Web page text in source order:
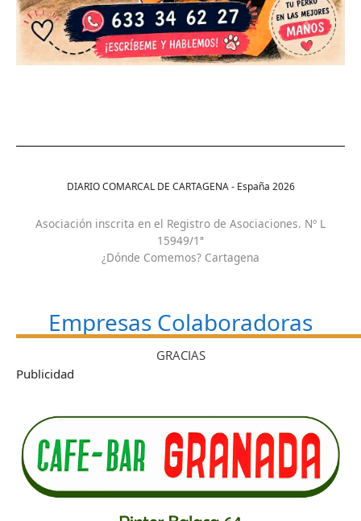
DIARIO COMARCAL DE CARTAGENA - España 2026
Asociación inscrita en el Registro de Asociaciones. Nº L
15949/1ª
¿Dónde Comemos? Cartagena
Empresas Colaboradoras
GRACIAS
Publicidad